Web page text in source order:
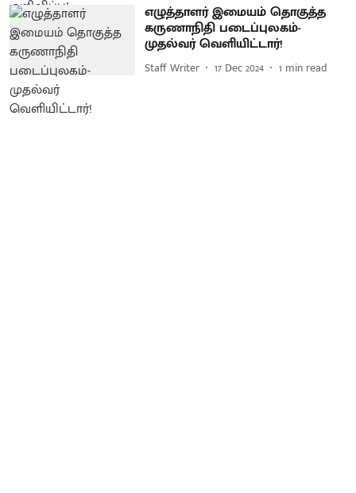
எழுத்தாளர் இமையம் தொகுத்த
கருணாநிதி படைப்புலகம்-
முதல்வர் வெளியிட்டார்!
Staff Writer 17 Dec 2024 1 min read